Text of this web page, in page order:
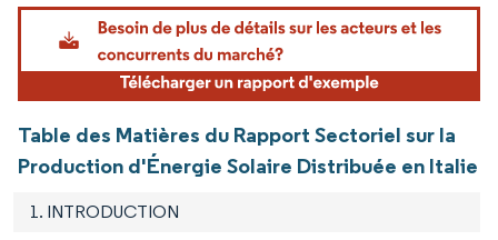
Image © Mordor Intelligence. La réutilisation nécessite une attribution sous CC BY
Table des Matières du Rapport Sectoriel sur la
Production d'Énergie Solaire Distribuée en Italie
1. INTRODUCTION